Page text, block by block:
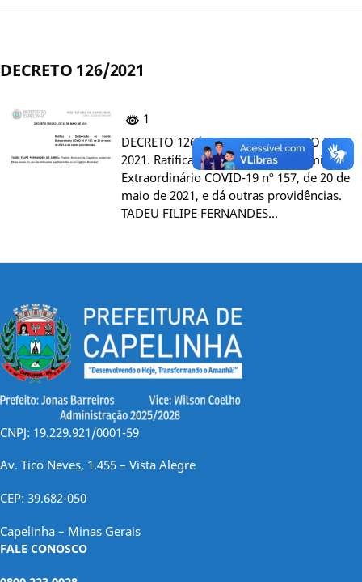
DECRETO 126/2021
1
DECRETO 126/2021, DE 22 DE MAIO DE
2021. Ratifica a Deliberação do Comitê
Extraordinário COVID-19 nº 157, de 20 de
maio de 2021, e dá outras providências.
TADEU FILIPE FERNANDES…
CNPJ: 19.229.921/0001-59
Av. Tico Neves, 1.455 – Vista Alegre
CEP: 39.682-050
Capelinha – Minas Gerais
FALE CONOSCO